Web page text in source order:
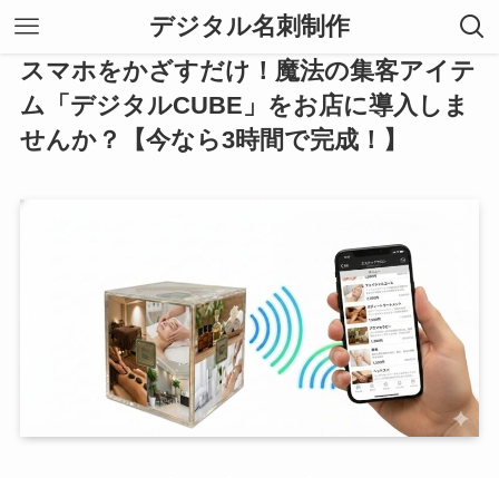
デジタル名刺制作
スマホをかざすだけ！魔法の集客アイテ
ム「デジタルCUBE」をお店に導入しま
せんか？【今なら3時間で完成！】